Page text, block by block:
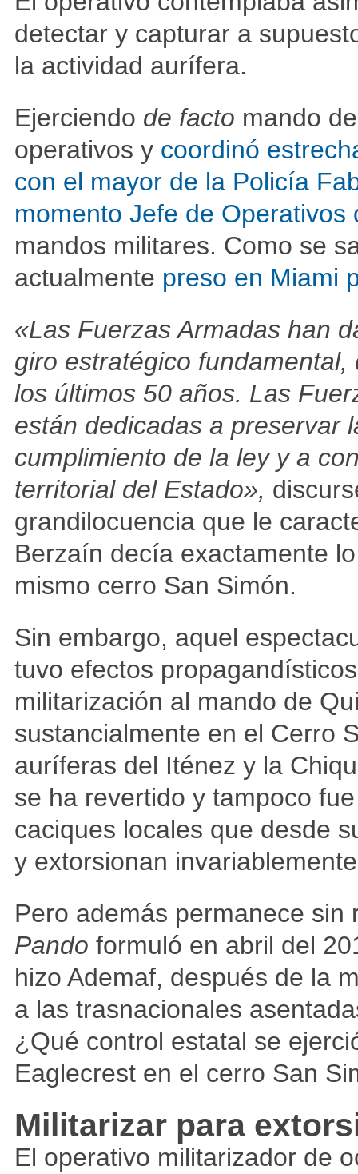
detectar y capturar a
la actividad aurífera.
Ejerciendo de facto mando
operativos y coordinó
con el mayor de la Policía
momento Jefe de Operativos
mandos militares. Como se
actualmente preso en Miami
«Las Fuerzas Armadas han
giro estratégico
los últimos 50 años. Las
están dedicadas a preservar
cumplimiento de la ley y a
territorial del Estado»,
grandilocuencia que le
Berzaín decía exactamente
mismo cerro San Simón.
Sin embargo, aquel
tuvo efectos
militarización al mando de
sustancialmente en el Cerro
auríferas del Iténez y la
se ha revertido y tampoco
caciques locales que desde
y extorsionan
Pero además permanece
Pando formuló en abril del
hizo Ademaf, después de la
a las trasnacionales
¿Qué control estatal se
Eaglecrest en el cerro San
Militarizar para
El operativo militarizador de